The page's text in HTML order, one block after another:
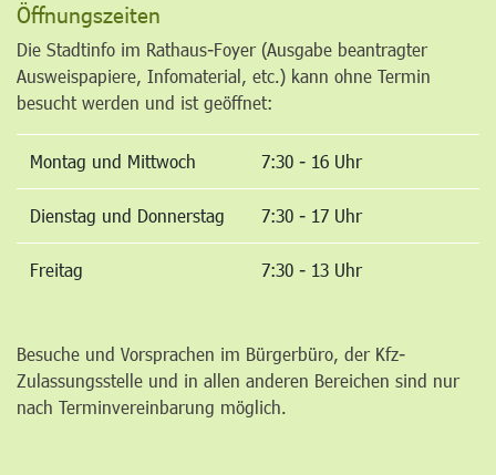
Öffnungszeiten
Die Stadtinfo im Rathaus-Foyer (Ausgabe beantragter
Ausweispapiere, Infomaterial, etc.) kann ohne Termin
besucht werden und ist geöffnet:
Montag und Mittwoch 7:30 - 16 Uhr
Dienstag und Donnerstag 7:30 - 17 Uhr
Freitag 7:30 - 13 Uhr
Besuche und Vorsprachen im Bürgerbüro, der Kfz-
Zulassungsstelle und in allen anderen Bereichen sind nur
nach Terminvereinbarung möglich.